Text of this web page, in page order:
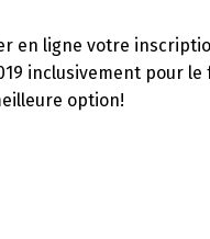
en ligne votre
inclusivement pour
option!